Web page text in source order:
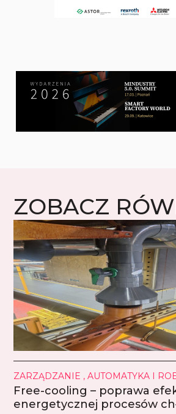
ZOBACZ
ZARZĄDZANIE , AUTOMATYKA I
Free-cooling – poprawa
energetycznej procesów